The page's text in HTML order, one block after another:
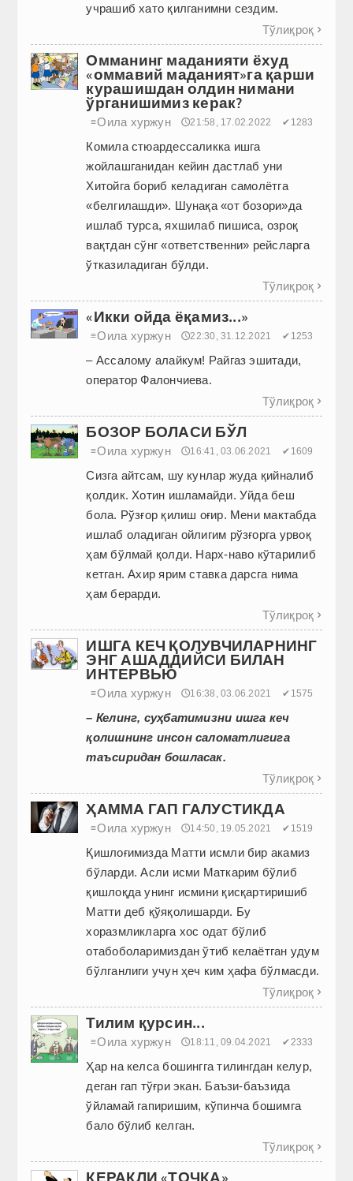
учрашиб хато қилганимни сездим.
Тўлиқроқ 
Омманинг маданияти ёхуд
«оммавий маданият»га қарши
курашишдан олдин нимани
ўрганишимиз керак?
≡Оила хуржун 🕔21:58, 17.02.2022 ✔1283
Комила стюардессаликка ишга
жойлашганидан кейин дастлаб уни
Хитойга бориб келадиган самолётга
«белгилашди». Шунақа «от бозори»да
ишлаб турса, яхшилаб пишиса, озроқ
вақтдан сўнг «ответственни» рейсларга
ўтказиладиган бўлди.
Тўлиқроқ 
«Икки ойда ёқамиз...»
≡Оила хуржун 🕔22:30, 31.12.2021 ✔1253
– Ассалому алайкум! Райгаз эшитади,
оператор Фалончиева.
Тўлиқроқ 
БОЗОР БОЛАСИ БЎЛ
≡Оила хуржун 🕔16:41, 03.06.2021 ✔1609
Сизга айтсам, шу кунлар жуда қийналиб
қолдик. Хотин ишламайди. Уйда беш
бола. Рўзғор қилиш оғир. Мени мактабда
ишлаб оладиган ойлигим рўзғорга урвоқ
ҳам бўлмай қолди. Нарх-наво кўтарилиб
кетган. Ахир ярим ставка дарсга нима
ҳам берарди.
Тўлиқроқ 
ИШГА КЕЧ ҚОЛУВЧИЛАРНИНГ
ЭНГ АШАДДИЙСИ БИЛАН
ИНТЕРВЬЮ
≡Оила хуржун 🕔16:38, 03.06.2021 ✔1575
– Келинг, суҳбатимизни ишга кеч
қолишнинг инсон саломатлигига
таъсиридан бошласак.
Тўлиқроқ 
ҲАММА ГАП ГАЛУСТИКДА
≡Оила хуржун 🕔14:50, 19.05.2021 ✔1519
Қишлоғимизда Матти исмли бир акамиз
бўларди. Асли исми Маткарим бўлиб
қишлоқда унинг исмини қисқартиришиб
Матти деб қўяқолишарди. Бу
хоразмликларга хос одат бўлиб
отабоболаримиздан ўтиб келаётган удум
бўлганлиги учун ҳеч ким ҳафа бўлмасди.
Тўлиқроқ 
Тилим қурсин...
≡Оила хуржун 🕔18:11, 09.04.2021 ✔2333
Ҳар на келса бошингга тилингдан келур,
деган гап тўғри экан. Баъзи-баъзида
ўйламай гапиришим, кўпинча бошимга
бало бўлиб келган.
Тўлиқроқ 
КЕРАКЛИ «ТОЧКА»